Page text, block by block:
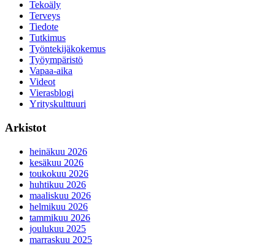
Tekoäly
Terveys
Tiedote
Tutkimus
Työntekijäkokemus
Työympäristö
Vapaa-aika
Videot
Vierasblogi
Yrityskulttuuri
Arkistot
heinäkuu 2026
kesäkuu 2026
toukokuu 2026
huhtikuu 2026
maaliskuu 2026
helmikuu 2026
tammikuu 2026
joulukuu 2025
marraskuu 2025